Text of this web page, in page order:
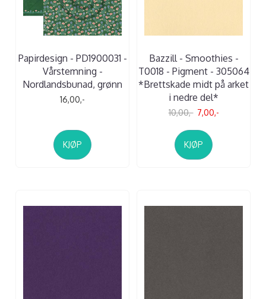
Papirdesign - PD1900031 -
Vårstemning -
Nordlandsbunad, grønn
16,00,-
KJØP
Bazzill - Smoothies -
T0018 - Pigment - 305064
*Brettskade midt på arket
i nedre del*
10,00,- 7,00,-
KJØP